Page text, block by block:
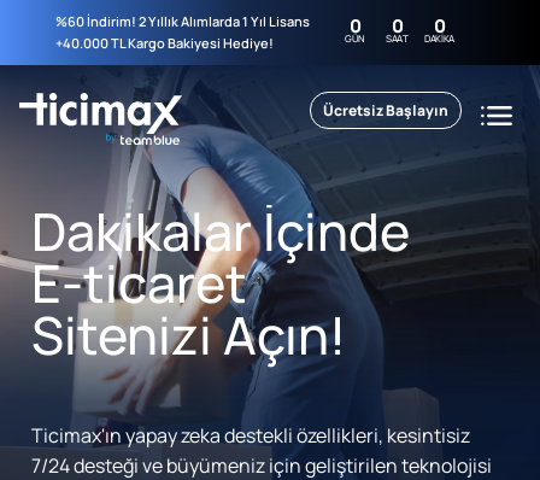
%60 İndirim! 2 Yıllık Alımlarda 1 Yıl Lisans
+40.000 TL Kargo Bakiyesi Hediye!
0
GÜN 0
SAAT 0
DAKIKA
Ücretsiz Başlayın
Dakikalar İçinde
E-ticaret
Sitenizi Açın!
Ticimax'ın yapay zeka destekli özellikleri, kesintisiz
7/24 desteği ve büyümeniz için geliştirilen teknolojisi